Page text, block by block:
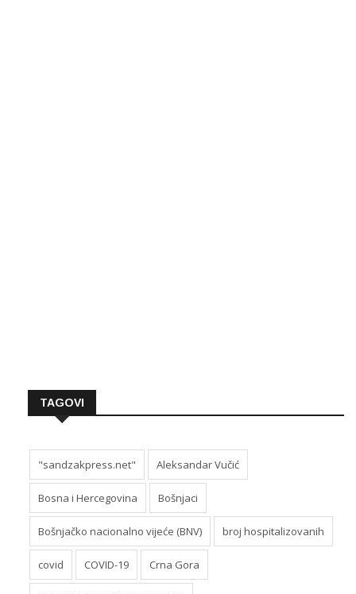
TAGOVI
"sandzakpress.net" Aleksandar Vučić
Bosna i Hercegovina Bošnjaci
Bošnjačko nacionalno vijeće (BNV) broj hospitalizovanih
covid COVID-19 Crna Gora